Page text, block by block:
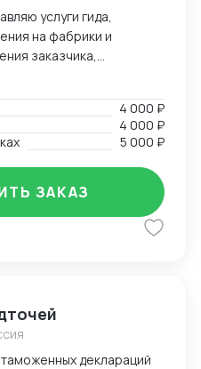
услуги гида,
на фабрики и
заказчика,
в Китае. Оказываю
продукции и загрузке
во внешнеэкономической
Опыт работы
Есть личный
на
Занимаюсь
часов, сумок, одежды
поиск
4 000 ₽
4 000 ₽
5 000 ₽
ЗАКАЗ
деклараций